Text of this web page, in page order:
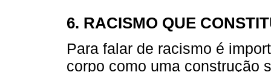
6. RACISMO QUE
Para falar de racismo é
corpo como uma construção